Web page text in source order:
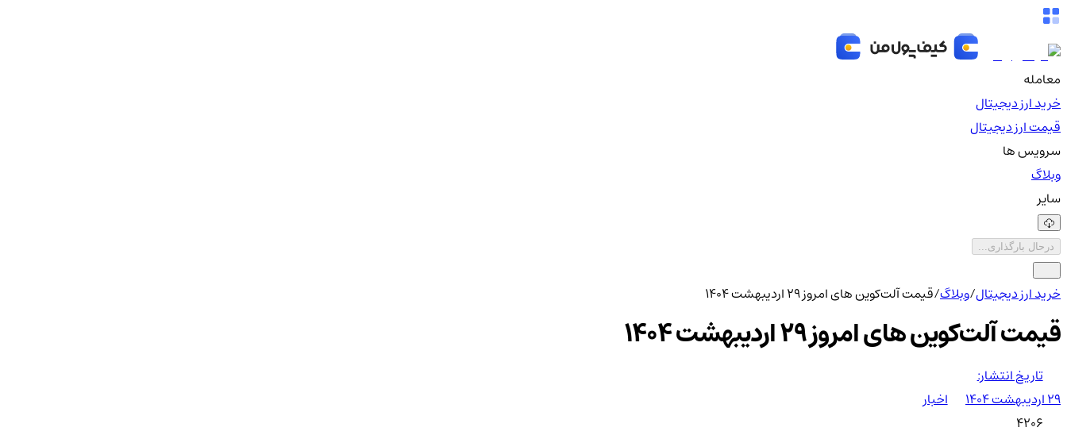
معامله
خرید ارز دیجیتال
قیمت ارز دیجیتال
سرویس ها
وبلاگ
سایر
درحال بارگذاری...
خرید ارز دیجیتال/وبلاگ/قیمت آلت‌کوین های امروز ۲۹ اردیبهشت ۱۴۰۴
قیمت آلت‌کوین های امروز ۲۹ اردیبهشت ۱۴۰۴
تاریخ انتشار:
۲۹ اردیبهشت ۱۴۰۴
اخبار
4206